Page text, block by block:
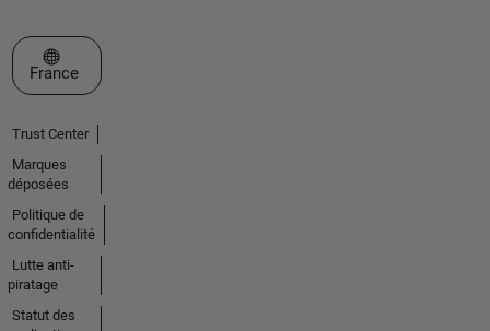
Sélectionner un site web
France
Trust Center
Marques
déposées
Politique de
confidentialité
Lutte anti-
piratage
Statut des